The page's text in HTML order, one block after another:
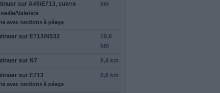
sur A49/E713, suivre
Valence
avec sections à péage
km
sur E713/N532
10,9
km
sur N7 9,4 km
sur E713
avec sections à péage
0,6 km